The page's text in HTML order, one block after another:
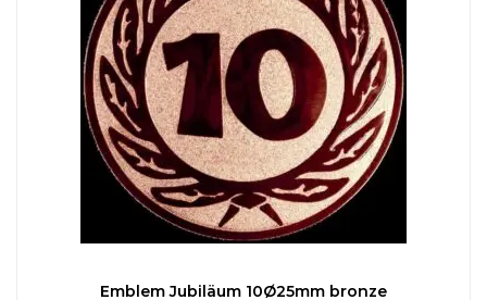
Emblem Jubiläum 10Ø25mm bronze